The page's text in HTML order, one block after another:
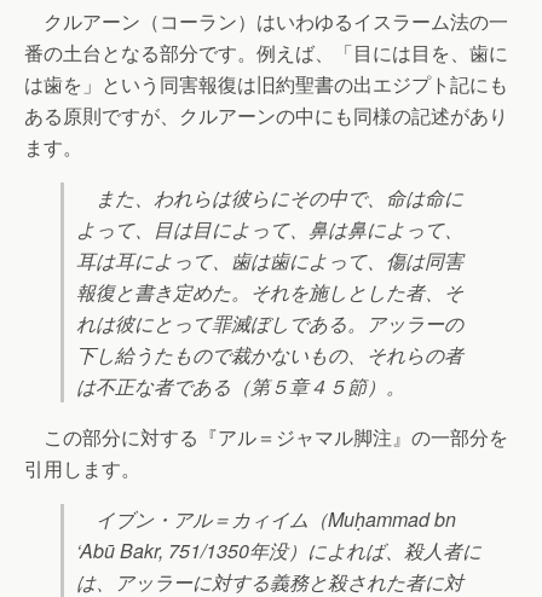
クルアーン（コーラン）はいわゆるイスラーム法の一
番の土台となる部分です。例えば、「目には目を、歯に
は歯を」という同害報復は旧約聖書の出エジプト記にも
ある原則ですが、クルアーンの中にも同様の記述があり
ます。
また、われらは彼らにその中で、命は命に
よって、目は目によって、鼻は鼻によって、
耳は耳によって、歯は歯によって、傷は同害
報復と書き定めた。それを施しとした者、そ
れは彼にとって罪滅ぼしである。アッラーの
下し給うたもので裁かないもの、それらの者
は不正な者である（第５章４５節）。
この部分に対する『アル＝ジャマル脚注』の一部分を
引用します。
イブン・アル＝カィイム（Muḥammad bn
‘Abū Bakr, 751/1350年没）によれば、殺人者に
は、アッラーに対する義務と殺された者に対